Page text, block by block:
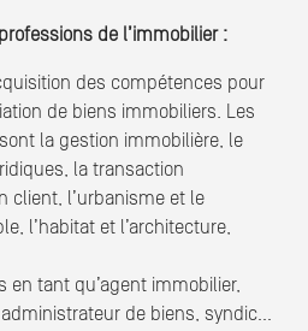
de l’immobilier :
des compétences pour
de biens immobiliers. Les
la gestion immobilière, le
la transaction
client, l’urbanisme et le
l’habitat et l’architecture,
en tant qu’agent immobilier,
de biens, syndic…